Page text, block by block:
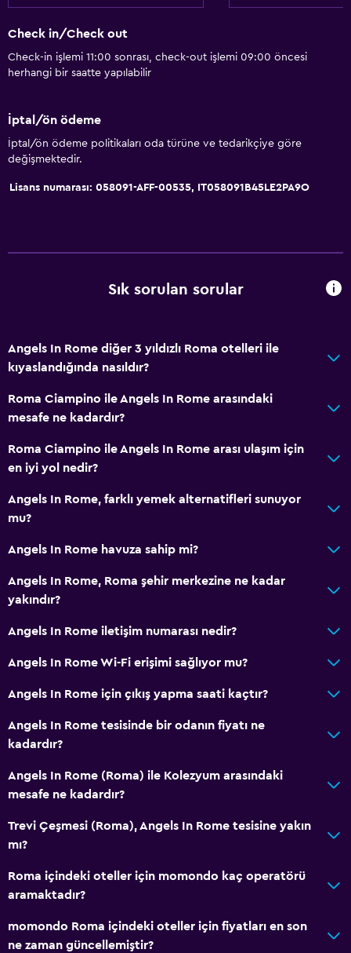
Check in/Check out
Check-in işlemi 11:00 sonrası, check-out işlemi 09:00 öncesi
herhangi bir saatte yapılabilir
İptal/ön ödeme
İptal/ön ödeme politikaları oda türüne ve tedarikçiye göre
değişmektedir.
Lisans numarası: 058091-AFF-00535, IT058091B45LE2PA9O
Sık sorulan sorular
Angels In Rome diğer 3 yıldızlı Roma otelleri ile
kıyaslandığında nasıldır?
Roma Ciampino ile Angels In Rome arasındaki
mesafe ne kadardır?
Roma Ciampino ile Angels In Rome arası ulaşım için
en iyi yol nedir?
Angels In Rome, farklı yemek alternatifleri sunuyor
mu?
Angels In Rome havuza sahip mi?
Angels In Rome, Roma şehir merkezine ne kadar
yakındır?
Angels In Rome iletişim numarası nedir?
Angels In Rome Wi-Fi erişimi sağlıyor mu?
Angels In Rome için çıkış yapma saati kaçtır?
Angels In Rome tesisinde bir odanın fiyatı ne
kadardır?
Angels In Rome (Roma) ile Kolezyum arasındaki
mesafe ne kadardır?
Trevi Çeşmesi (Roma), Angels In Rome tesisine yakın
mı?
Roma içindeki oteller için momondo kaç operatörü
aramaktadır?
momondo Roma içindeki oteller için fiyatları en son
ne zaman güncellemiştir?